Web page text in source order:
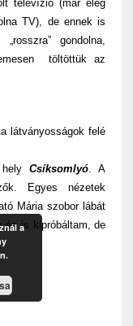
televízió (már elég
TV), de ennek is
gondolna,
töltöttük az
látványosságok felé
helyCsíksomlyó. A
Egyes nézetek
Mária szobor lábát
én is kipróbáltam, de
a